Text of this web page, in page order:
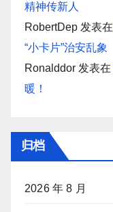
精神传新人
RobertDep 发表在
“小卡片”治安乱象
Ronalddor 发表在
暖！
归档
2026 年 8 月